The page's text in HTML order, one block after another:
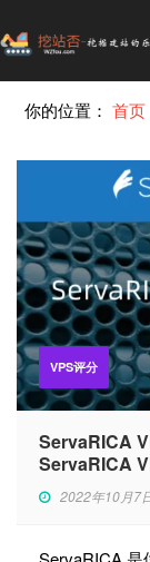
你的位置：首页
VPS评分
ServaRICA
ServaRICA
2022年10月7